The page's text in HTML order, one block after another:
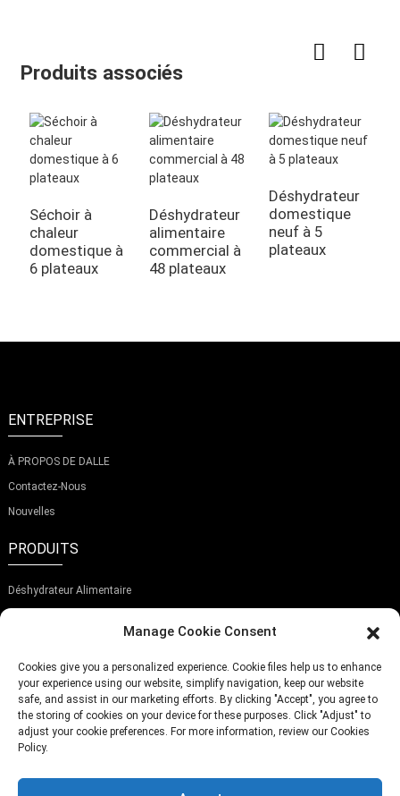
Produits associés
Séchoir à
chaleur
domestique à
6 plateaux
Déshydrateur
alimentaire
commercial à
48 plateaux
Déshydrateur
domestique
neuf à 5
plateaux
ENTREPRISE
À PROPOS DE DALLE
Contactez-Nous
Nouvelles
PRODUITS
Déshydrateur Alimentaire
ABONNEZ-VOUS À NOTRE NEWSLETTER
Soumettre
Manage Cookie Consent
Cookies give you a personalized experience. Cookie files help us to enhance
your experience using our website, simplify navigation, keep our website
safe, and assist in our marketing efforts. By clicking "Accept", you agree to
the storing of cookies on your device for these purposes. Click "Adjust" to
adjust your cookie preferences. For more information, review our Cookies
Policy.